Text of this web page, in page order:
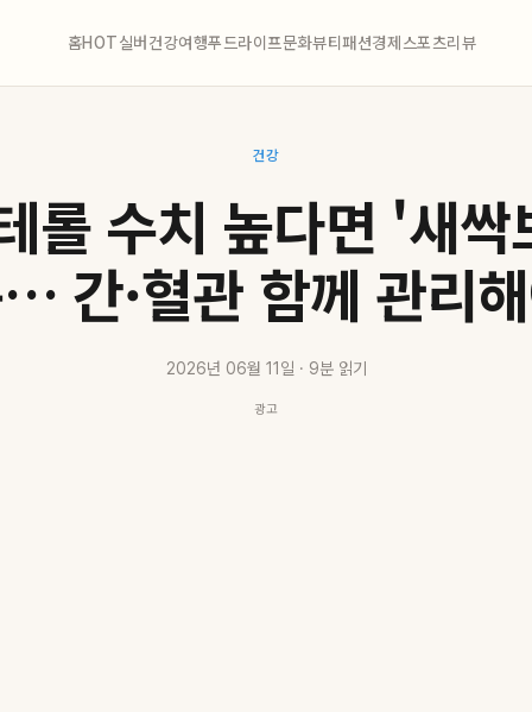
홈HOT실버건강여행푸드라이프문화뷰티패션경제스포츠리뷰
건강
롤 수치 높다면 '새
간·혈관 함께 관리
2026년 06월 11일 · 9분 읽기
광고